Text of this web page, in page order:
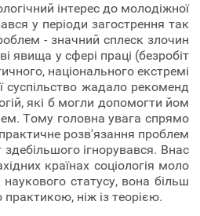
інтерес до молодіжної
у періоди загострення так
- значний сплеск злочин
явища у сфері праці (безробіт
національного екстремі
суспільство жадало рекоменд
які б могли допомогти йом
Тому головна увага спрямо
розв'язання проблем
ігнорувався. Внас
країнах соціологія моло
статусу, вона більш
ніж із теорією.